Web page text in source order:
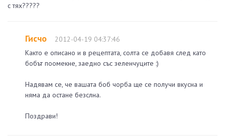
с тях?????
Гисчо
2012-04-19 04:37:46
Както е описано и в рецептата, солта се добавя след като
бобът поомекне, заедно със зеленчуците :)
Надявам се, че вашата боб чорба ще се получи вкусна и
няма да остане безслна.
Поздрави!